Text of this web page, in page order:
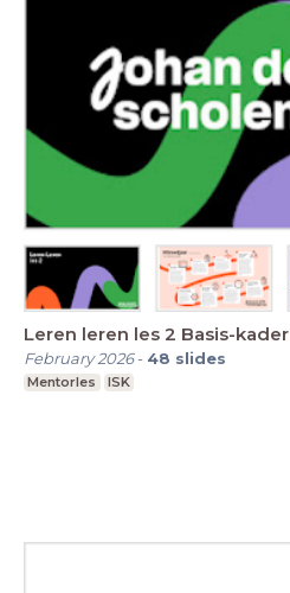
Leren leren les 2 Basis-kader
February 2026- 48 slides
Mentorles ISK